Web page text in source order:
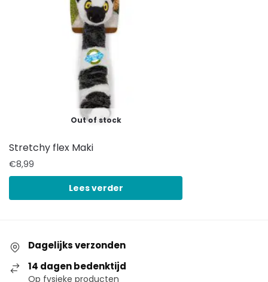
Out of stock
Stretchy flex Maki
€8,99
Lees verder
Dagelijks verzonden
14 dagen bedenktijd
Op fysieke producten